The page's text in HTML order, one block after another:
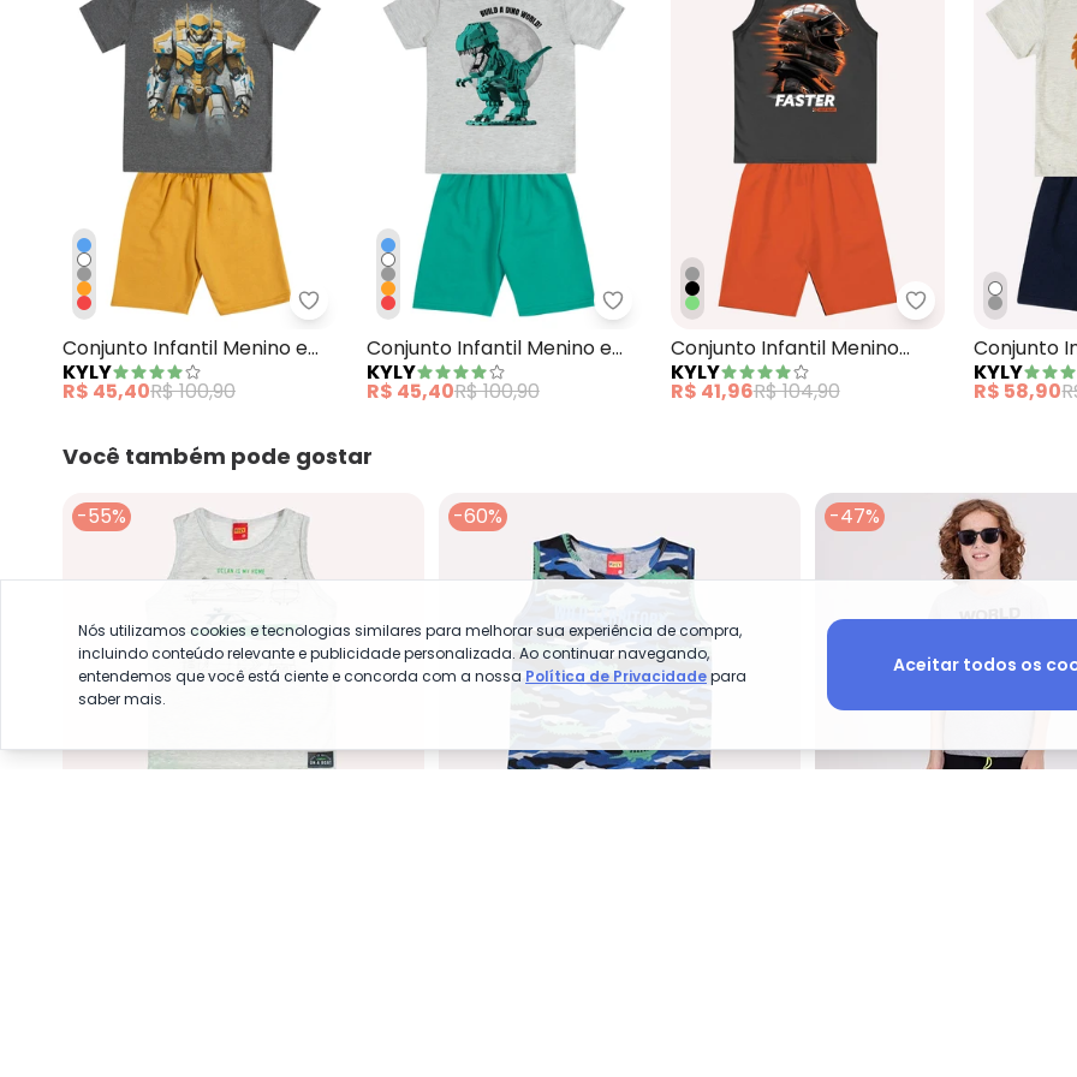
Kyly - Conjunto Infantil Menino em Algodão Cinza
Conjunto Infantil Menino em
Algodão Cinza
KYLY
R$ 45,40R$ 100,90
Kyly - Conjunto Infantil Menino em Algodão Cinza
Conjunto Infantil Menino em
Algodão Cinza
KYLY
R$ 45,40R$ 100,90
Kyly - Conjunto
Conjunto Infantil Menino
Estampa Cinza
KYLY
R$ 41,96R$ 104,90
Conjunto
Bordado
KYLY
R$ 58,90
Você também pode gostar
-55% -60% -47%
Nós utilizamos cookies e tecnologias similares para melhorar sua experiência de compra,
incluindo conteúdo relevante e publicidade personalizada. Ao continuar navegando,
entendemos que você está ciente e concorda com a nossa Política de Privacidadepara
saber mais.
Aceitar todos os